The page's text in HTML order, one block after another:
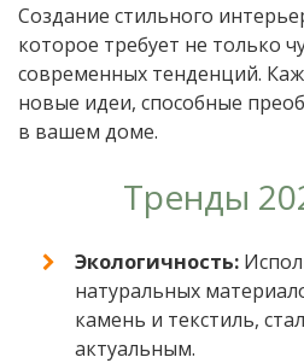
Создание стильного
которое требует не только
современных тенденций.
новые идеи, способные
в вашем доме.
Тренды
Экологичность:
натуральных
камень и текстиль,
актуальным.